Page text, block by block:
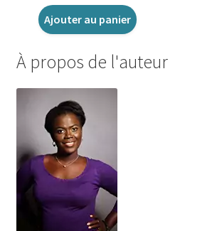
Ajouter au panier
À propos de l'auteur